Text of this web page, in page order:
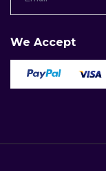
We Accept